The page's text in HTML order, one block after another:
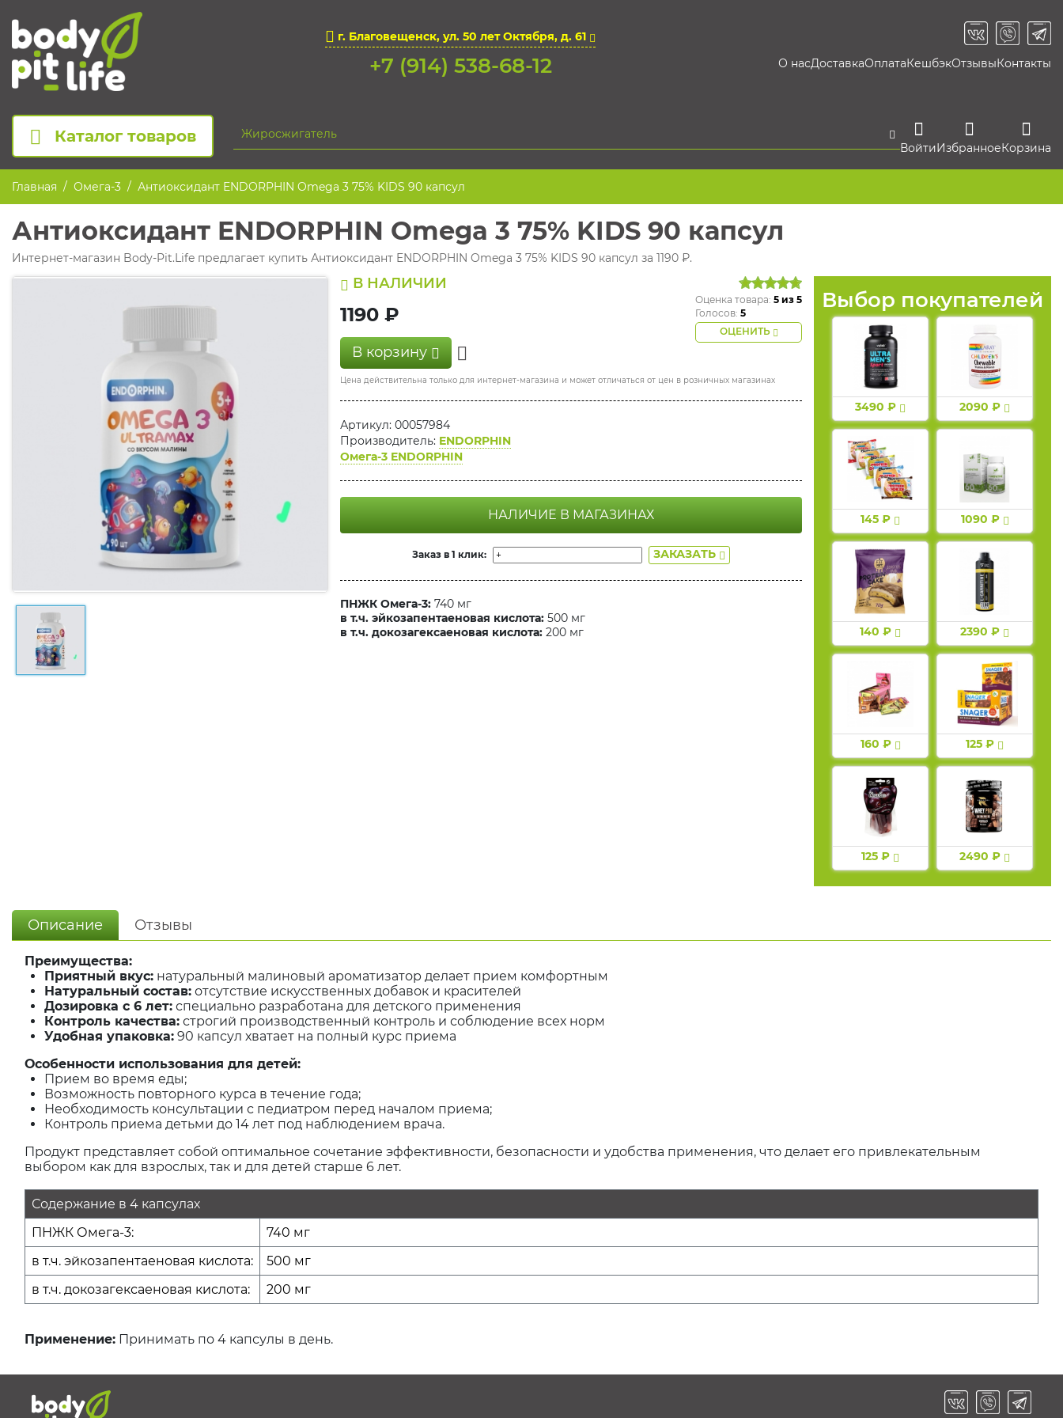
г. Благовещенск, ул. 50 лет Октября, д. 61
+7 (914) 538-68-12 О насДоставкаОплатаКешбэкОтзывыКонтакты
Каталог товаров
ВойтиИзбранноеКорзина
Главная Омега-3 Антиоксидант ENDORPHIN Omega 3 75% KIDS 90 капсул
Антиоксидант ENDORPHIN Omega 3 75% KIDS 90 капсул
Интернет-магазин Body-Pit.Life предлагает купить Антиоксидант ENDORPHIN Omega 3 75% KIDS 90 капсул за 1190 ₽.
В НАЛИЧИИ
1190 ₽
В корзину
Оценка товара: 5 из 5
Голосов: 5
ОЦЕНИТЬ
Цена действительна только для интернет-магазина и может отличаться от цен в розничных магазинах
Артикул: 00057984
Производитель: ENDORPHIN
Омега-3 ENDORPHIN
НАЛИЧИЕ В МАГАЗИНАХ
Заказ в 1 клик: ЗАКАЗАТЬ
ПНЖК Омега-3: 740 мг
в т.ч. эйкозапентаеновая кислота: 500 мг
в т.ч. докозагексаеновая кислота: 200 мг
Выбор покупателей
3490 ₽ 2090 ₽
145 ₽ 1090 ₽
140 ₽ 2390 ₽
160 ₽ 125 ₽
125 ₽ 2490 ₽
Описание Отзывы
Преимущества:
Приятный вкус: натуральный малиновый ароматизатор делает прием комфортным
Натуральный состав: отсутствие искусственных добавок и красителей
Дозировка с 6 лет: специально разработана для детского применения
Контроль качества: строгий производственный контроль и соблюдение всех норм
Удобная упаковка: 90 капсул хватает на полный курс приема
Особенности использования для детей:
Прием во время еды;
Возможность повторного курса в течение года;
Необходимость консультации с педиатром перед началом приема;
Контроль приема детьми до 14 лет под наблюдением врача.
Продукт представляет собой оптимальное сочетание эффективности, безопасности и удобства применения, что делает его привлекательным
выбором как для взрослых, так и для детей старше 6 лет.
Содержание в 4 капсулах
ПНЖК Омега-3:
740 мг
в т.ч. эйкозапентаеновая кислота:
500 мг
в т.ч. докозагексаеновая кислота:
200 мг
Применение: Принимать по 4 капсулы в день.